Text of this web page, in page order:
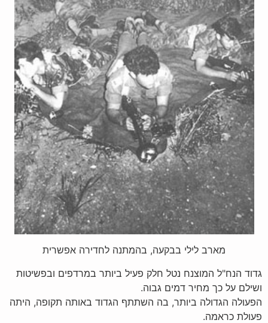
מארב לילי בבקעה, בהמתנה לחדירה אפשרית
גדוד הנח"ל המוצנח נטל חלק פעיל ביותר במרדפים ובפשיטות
ושילם על כך מחיר דמים גבוה.
הפעולה הגדולה ביותר, בה השתתף הגדוד באותה תקופה, היתה
פעולת כראמה.